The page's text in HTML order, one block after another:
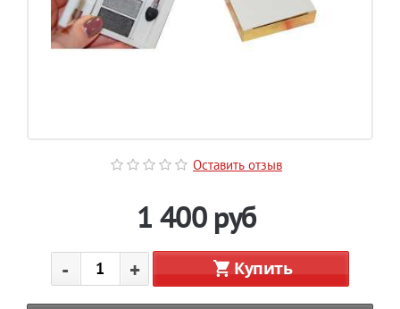
Оставить отзыв
1 400 руб
- + Купить